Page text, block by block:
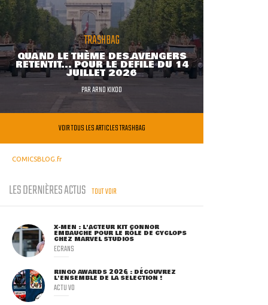
TRASHBAG
QUAND LE THÈME DES AVENGERS
RETENTIT... POUR LE DÉFILÉ DU 14
JUILLET 2026
PARARNO KIKOO
VOIR TOUS LES ARTICLES TRASHBAG
COMICSBLOG.fr
LES DERNIÈRES ACTUS TOUT VOIR
X-MEN : L'ACTEUR KIT CONNOR
EMBAUCHÉ POUR LE RÔLE DE CYCLOPS
CHEZ MARVEL STUDIOS
ECRANS
RINGO AWARDS 2026 : DÉCOUVREZ
L'ENSEMBLE DE LA SÉLECTION !
ACTU VO